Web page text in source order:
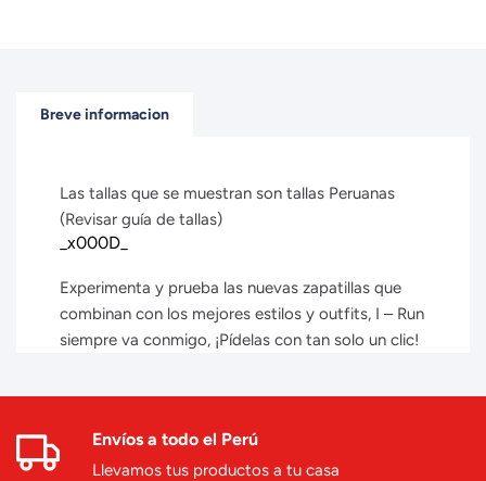
Breve informacion
Las tallas que se muestran son tallas Peruanas
(Revisar guía de tallas)
_x000D_
Experimenta y prueba las nuevas zapatillas que
combinan con los mejores estilos y outfits, I – Run
siempre va conmigo, ¡Pídelas con tan solo un clic!
Envíos a todo el Perú
Llevamos tus productos a tu casa